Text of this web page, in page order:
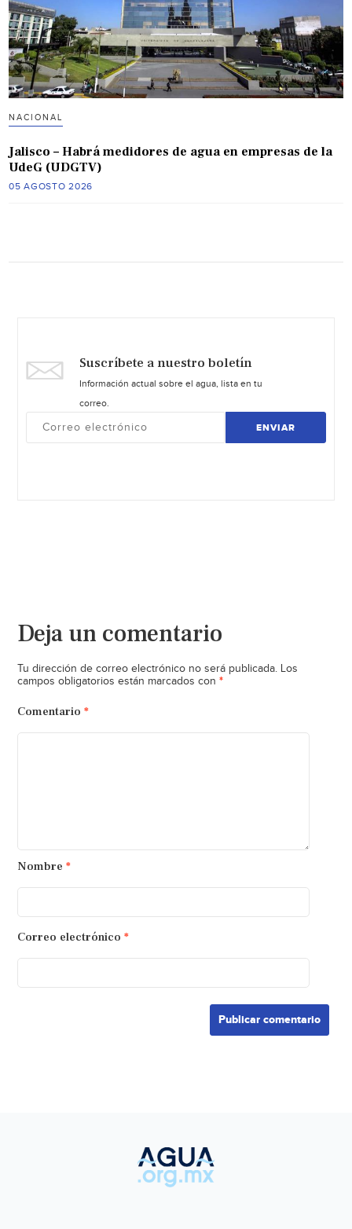
NACIONAL
Jalisco – Habrá medidores de agua en empresas de la
UdeG (UDGTV)
05 AGOSTO 2026
Suscríbete a nuestro boletín
Información actual sobre el agua, lista en tu
correo.
ENVIAR
Deja un comentario
Tu dirección de correo electrónico no será publicada. Los
campos obligatorios están marcados con *
Comentario *
Nombre *
Correo electrónico *